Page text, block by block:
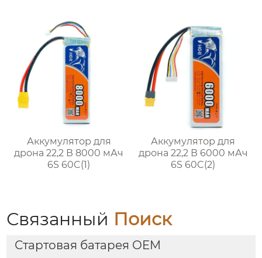
Аккумулятор для
дрона 22,2 В 8000 мАч
6S 60C(1)
Аккумулятор для
дрона 22,2 В 6000 мАч
6S 60C(2)
Связанный Поиск
Стартовая батарея OEM